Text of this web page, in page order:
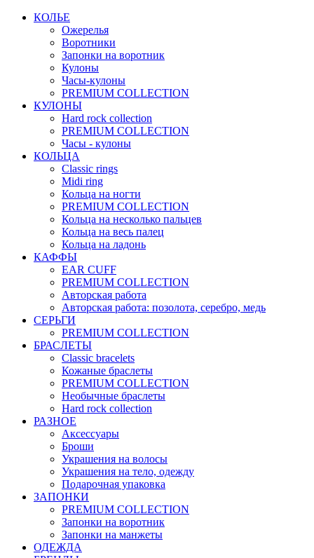
КОЛЬЕ
Ожерелья
Воротники
Запонки на воротник
Кулоны
Часы-кулоны
PREMIUM COLLECTION
КУЛОНЫ
Hard rock collection
PREMIUM COLLECTION
Часы - кулоны
КОЛЬЦА
Classic rings
Midi ring
Кольца на ногти
PREMIUM COLLECTION
Кольца на несколько пальцев
Кольца на весь палец
Кольца на ладонь
КАФФЫ
EAR CUFF
PREMIUM COLLECTION
Авторская работа
Авторская работа: позолота, серебро, медь
СЕРЬГИ
PREMIUM COLLECTION
БРАСЛЕТЫ
Classic bracelets
Кожаные браслеты
PREMIUM COLLECTION
Необычные браслеты
Hard rock collection
РАЗНОЕ
Аксессуары
Броши
Украшения на волосы
Украшения на тело, одежду
Подарочная упаковка
ЗАПОНКИ
PREMIUM COLLECTION
Запонки на воротник
Запонки на манжеты
ОДЕЖДА